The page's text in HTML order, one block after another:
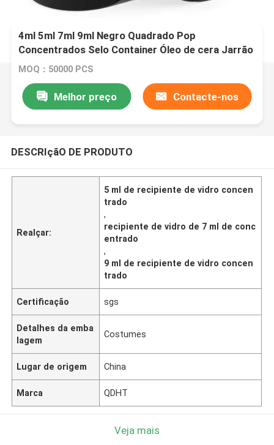
4ml 5ml 7ml 9ml Negro Quadrado Pop
Concentrados Selo Container Óleo de cera Jarrão
de vidro à prova de crianças Vaco com tampa à
MOQ：50000 PCS
Melhor preço Contacte-nos
DESCRIçãO DE PRODUTO
Realçar:
5 ml de recipiente de vidro concen
trado
,
recipiente de vidro de 7 ml de conc
entrado
,
9 ml de recipiente de vidro concen
trado
Certificação sgs
Detalhes da emba
lagem
Costumes
Lugar de origem China
Marca QDHT
Veja mais